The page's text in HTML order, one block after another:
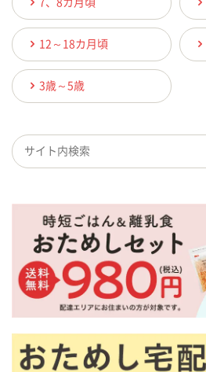
12～18カ月頃
3歳～5歳
検索キーワード入力